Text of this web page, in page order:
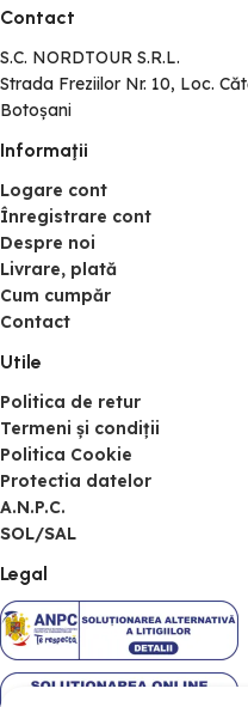
Contact
S.C. NORDTOUR S.R.L.
Strada Freziilor Nr. 10, Loc.
Botoșani
Informaţii
Logare cont
Înregistrare cont
Despre noi
Livrare, plată
Cum cumpăr
Contact
Utile
Politica de retur
Termeni și condiții
Politica Cookie
Protectia datelor
A.N.P.C.
SOL/SAL
Legal